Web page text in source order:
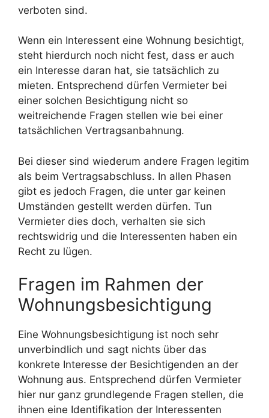
verboten sind.
Wenn ein Interessent eine Wohnung besichtigt,
steht hierdurch noch nicht fest, dass er auch
ein Interesse daran hat, sie tatsächlich zu
mieten. Entsprechend dürfen Vermieter bei
einer solchen Besichtigung nicht so
weitreichende Fragen stellen wie bei einer
tatsächlichen Vertragsanbahnung.
Bei dieser sind wiederum andere Fragen legitim
als beim Vertragsabschluss. In allen Phasen
gibt es jedoch Fragen, die unter gar keinen
Umständen gestellt werden dürfen. Tun
Vermieter dies doch, verhalten sie sich
rechtswidrig und die Interessenten haben ein
Recht zu lügen.
Fragen im Rahmen der
Wohnungsbesichtigung
Eine Wohnungsbesichtigung ist noch sehr
unverbindlich und sagt nichts über das
konkrete Interesse der Besichtigenden an der
Wohnung aus. Entsprechend dürfen Vermieter
hier nur ganz grundlegende Fragen stellen, die
ihnen eine Identifikation der Interessenten